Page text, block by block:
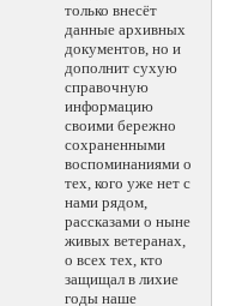
только внесёт
данные архивных
документов, но и
дополнит сухую
справочную
информацию
своими бережно
сохраненными
воспоминаниями о
тех, кого уже нет с
нами рядом,
рассказами о ныне
живых ветеранах,
о всех тех, кто
защищал в лихие
годы наше